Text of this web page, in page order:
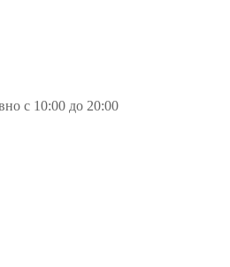
с 10:00 до 20:00